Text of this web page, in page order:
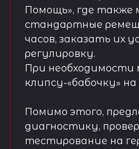
Помощь», где также
стандартные
часов, заказать их
регулировку.
При
клипсу-«бабочку»
Помимо этого,
диагностику,
тестирование на